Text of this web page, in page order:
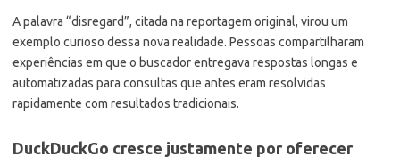
A palavra “disregard”, citada na reportagem original, virou um
exemplo curioso dessa nova realidade. Pessoas compartilharam
experiências em que o buscador entregava respostas longas e
automatizadas para consultas que antes eram resolvidas
rapidamente com resultados tradicionais.
DuckDuckGo cresce justamente por oferecer